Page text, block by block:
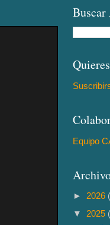
Equipo
► 2026
▼ 2025